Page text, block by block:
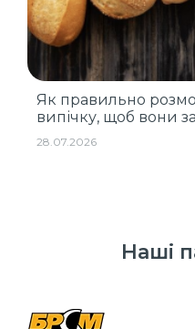
Як правильно
випічку, щоб вони
28.07.2026
Наші